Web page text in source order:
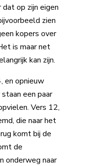
dat op zijn eigen
zien
kopers over
is maar net
kan zijn.
en opnieuw
een paar
Vers 12,
die naar het
komt bij de
de
onderweg naar